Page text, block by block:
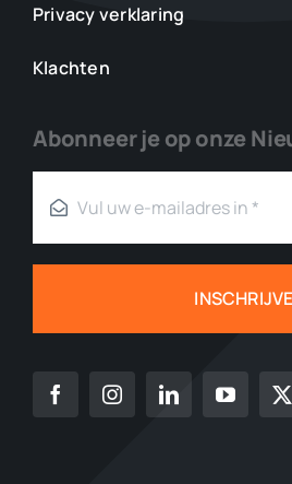
Privacy verklaring
Klachten
Abonneer je op onze